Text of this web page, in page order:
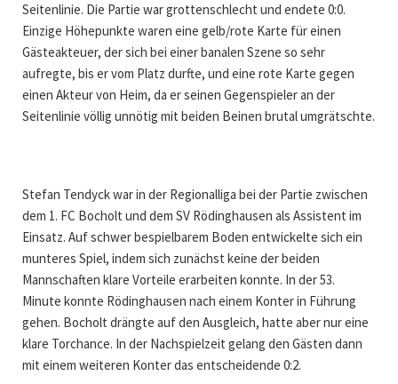
Seitenlinie. Die Partie war grottenschlecht und endete 0:0.
Einzige Höhepunkte waren eine gelb/rote Karte für einen
Gästeakteuer, der sich bei einer banalen Szene so sehr
aufregte, bis er vom Platz durfte, und eine rote Karte gegen
einen Akteur von Heim, da er seinen Gegenspieler an der
Seitenlinie völlig unnötig mit beiden Beinen brutal umgrätschte.
Stefan Tendyck war in der Regionalliga bei der Partie zwischen
dem 1. FC Bocholt und dem SV Rödinghausen als Assistent im
Einsatz. Auf schwer bespielbarem Boden entwickelte sich ein
munteres Spiel, indem sich zunächst keine der beiden
Mannschaften klare Vorteile erarbeiten konnte. In der 53.
Minute konnte Rödinghausen nach einem Konter in Führung
gehen. Bocholt drängte auf den Ausgleich, hatte aber nur eine
klare Torchance. In der Nachspielzeit gelang den Gästen dann
mit einem weiteren Konter das entscheidende 0:2.